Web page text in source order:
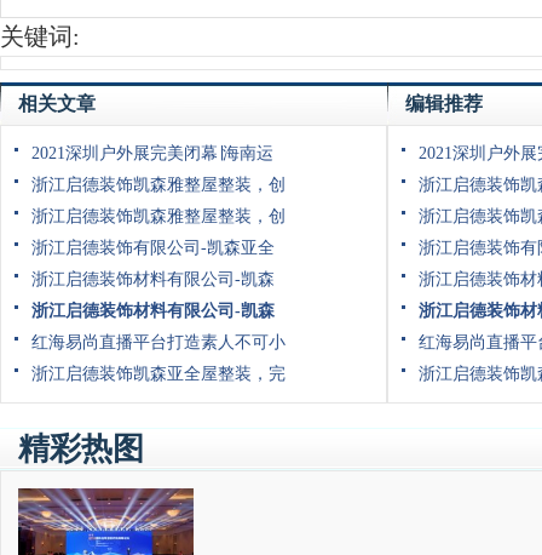
关键词:
相关文章
2021深圳户外展完美闭幕∣海南运
浙江启德装饰凯森雅整屋整装，创
浙江启德装饰凯森雅整屋整装，创
浙江启德装饰有限公司-凯森亚全
浙江启德装饰材料有限公司-凯森
浙江启德装饰材料有限公司-凯森
红海易尚直播平台打造素人不可小
浙江启德装饰凯森亚全屋整装，完
编辑推荐
2021深圳户外
浙江启德装饰
浙江启德装饰
浙江启德装饰
浙江启德装饰
浙江启德装饰
红海易尚直播
浙江启德装饰
精彩热图